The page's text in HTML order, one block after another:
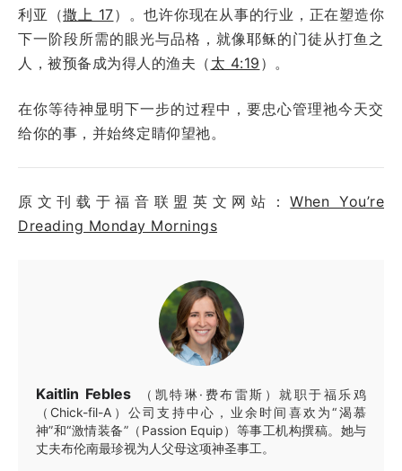
利亚（撒上 17）。也许你现在从事的行业，正在塑造你
下一阶段所需的眼光与品格，就像耶稣的门徒从打鱼之
人，被预备成为得人的渔夫（ 太 4:19 ）。
在你等待神显明下一步的过程中，要忠心管理祂今天交
给你的事，并始终定睛仰望祂。
原文刊载于福音联盟英文网站：When You’re
Dreading Monday Mornings
Kaitlin Febles
（凯特琳·费布雷斯）就职于福乐鸡
（Chick-fil-A）公司支持中心，业余时间喜欢为“渴慕
神”和“激情装备”（Passion Equip）等事工机构撰稿。她与
丈夫布伦南最珍视为人父母这项神圣事工。